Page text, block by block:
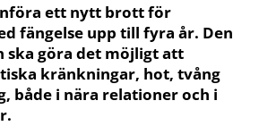
ett nytt brott för
fängelse upp till fyra år. Den
ska göra det möjligt att
kränkningar, hot, tvång
både i nära relationer och i